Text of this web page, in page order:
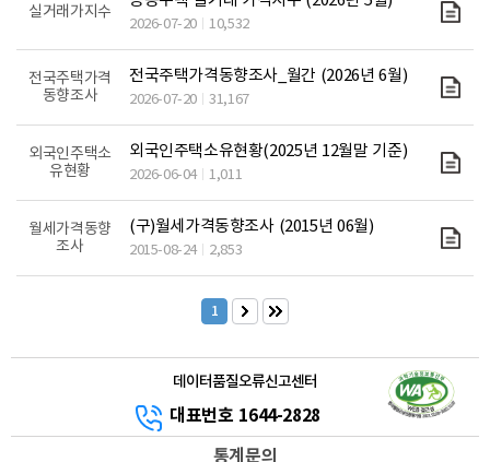
실거래가지수
2026-07-20 10,532
전국주택가격
동향조사
전국주택가격동향조사_월간 (2026년 6월)
2026-07-20 31,167
외국인주택소
유현황
외국인주택소유현황(2025년 12월말 기준)
2026-06-04 1,011
월세가격동향
조사
(구)월세가격동향조사 (2015년 06월)
2015-08-24 2,853
1
데이터품질오류신고센터
대표번호 1644-2828
통계문의